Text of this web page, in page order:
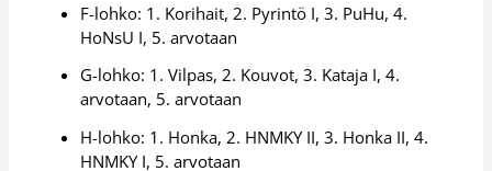
F-lohko: 1. Korihait, 2. Pyrintö I, 3. PuHu, 4.
HoNsU I, 5. arvotaan
G-lohko: 1. Vilpas, 2. Kouvot, 3. Kataja I, 4.
arvotaan, 5. arvotaan
H-lohko: 1. Honka, 2. HNMKY II, 3. Honka II, 4.
HNMKY I, 5. arvotaan